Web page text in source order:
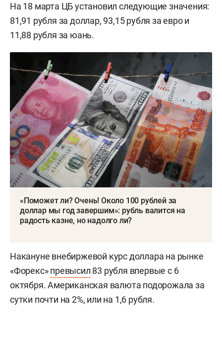
На 18 марта ЦБ установил следующие значения:
81,91 рубля за доллар, 93,15 рубля за евро и
11,88 рубля за юань.
«Поможет ли? Очень! Около 100 рублей за
доллар мы год завершим»: рубль валится на
радость казне, но надолго ли?
Накануне внебиржевой курс доллара на рынке
«Форекс»превысил 83 рубля впервые с 6
октября. Американская валюта подорожала за
сутки почти на 2%, или на 1,6 рубля.